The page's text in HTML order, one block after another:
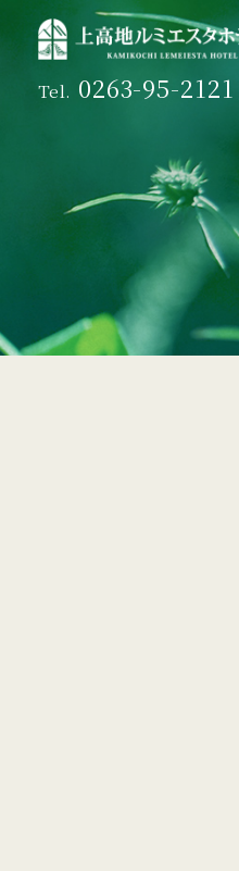
Tel. 0263-95-2121